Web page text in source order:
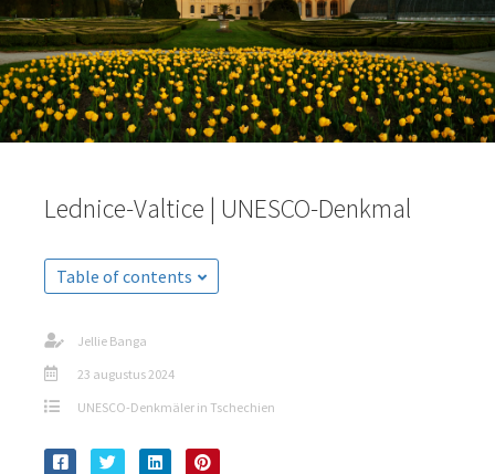
Lednice-Valtice | UNESCO-Denkmal
Table of contents
Jellie Banga
23 augustus 2024
UNESCO-Denkmäler in Tschechien